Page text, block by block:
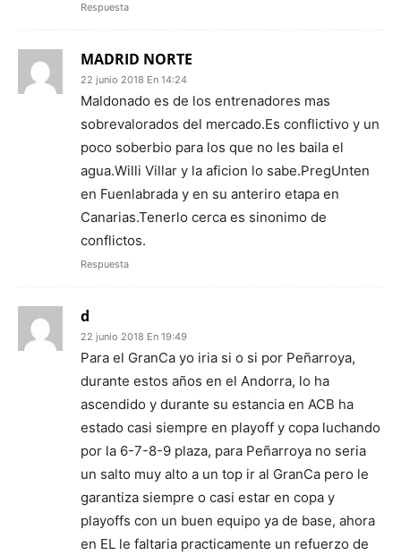
Respuesta
MADRID NORTE
22 junio 2018 En 14:24
Maldonado es de los entrenadores mas
sobrevalorados del mercado.Es conflictivo y un
poco soberbio para los que no les baila el
agua.Willi Villar y la aficion lo sabe.PregUnten
en Fuenlabrada y en su anteriro etapa en
Canarias.Tenerlo cerca es sinonimo de
conflictos.
Respuesta
d
22 junio 2018 En 19:49
Para el GranCa yo iria si o si por Peñarroya,
durante estos años en el Andorra, lo ha
ascendido y durante su estancia en ACB ha
estado casi siempre en playoff y copa luchando
por la 6-7-8-9 plaza, para Peñarroya no seria
un salto muy alto a un top ir al GranCa pero le
garantiza siempre o casi estar en copa y
playoffs con un buen equipo ya de base, ahora
en EL le faltaria practicamente un refuerzo de